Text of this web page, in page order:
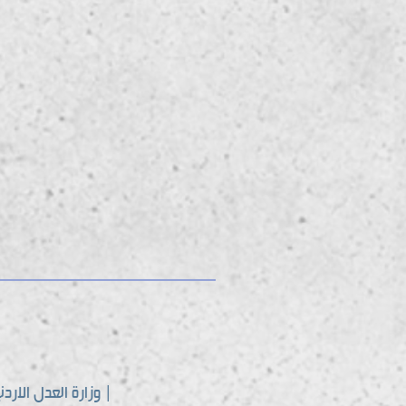
| وزارة العدل